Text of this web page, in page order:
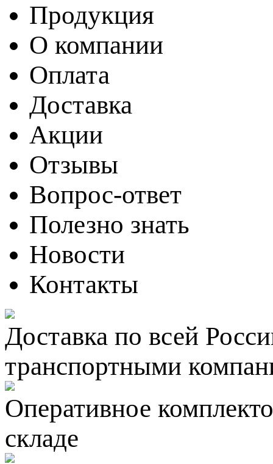
Продукция
О компании
Оплата
Доставка
Акции
Отзывы
Вопрос-ответ
Полезно знать
Новости
Контакты
Доставка по всей
транспортными
Оперативное
складе